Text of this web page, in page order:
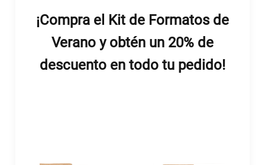
¡Compra el Kit de Formatos de
Verano y obtén un 20% de
descuento en todo tu pedido!